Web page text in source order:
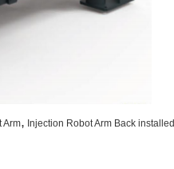
Arm, Injection Robot Arm Back installed